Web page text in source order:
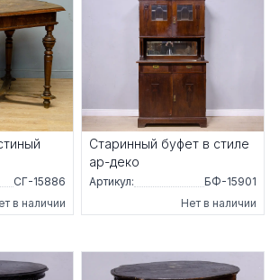
СГ-15886
в наличии
Старинный буфет в стиле
ар-деко
Артикул:
БФ-15901
Нет в наличии